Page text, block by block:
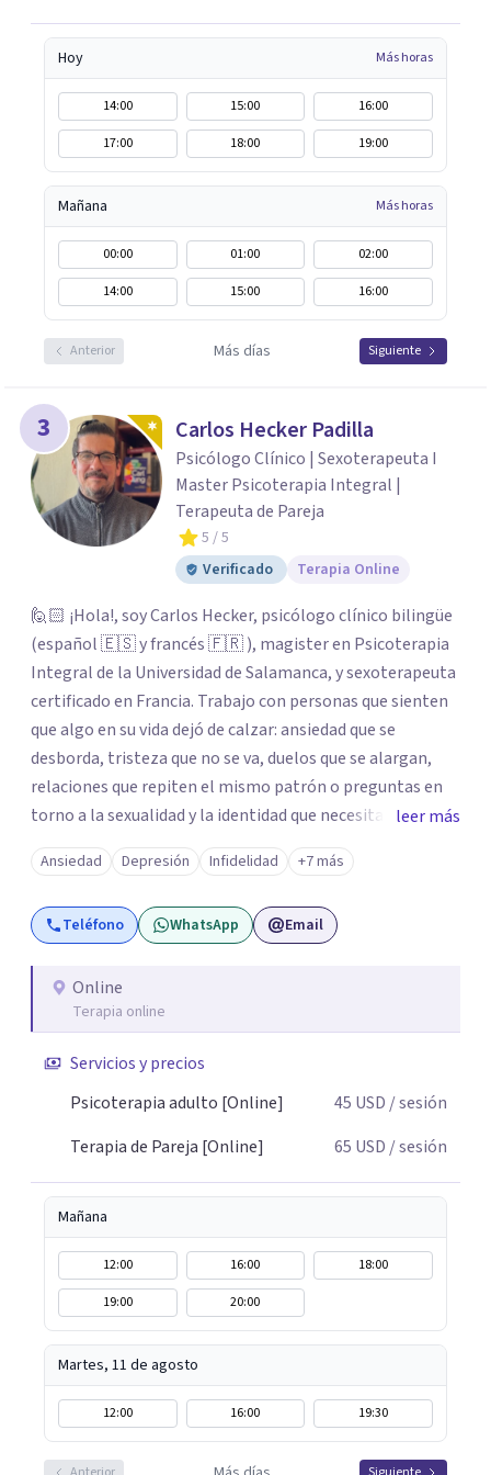
Hoy Más horas
14:00 15:00
16:00
17:00
18:00 19:00
Mañana Más horas
00:00 01:00
02:00
14:00
15:00 16:00
Anterior Más días Siguiente
3 Carlos Hecker Padilla
Psicólogo Clínico | Sexoterapeuta I
Master Psicoterapia Integral |
Terapeuta de Pareja
5 / 5
Verificado
Terapia Online
🙋🏻 ¡Hola!, soy Carlos Hecker, psicólogo clínico bilingüe
(español 🇪🇸 y francés 🇫🇷 ), magister en Psicoterapia
Integral de la Universidad de Salamanca, y sexoterapeuta
certificado en Francia. Trabajo con personas que sienten
que algo en su vida dejó de calzar: ansiedad que se
desborda, tristeza que no se va, duelos que se alargan,
relaciones que repiten el mismo patrón o preguntas en
torno a la sexualidad y la identidad que necesitan un
espacio seguro para ser habladas. Mi orientación teórica
integra una mirada Humanista-Relacional con Terapia
Breve, donde el modo en que te vinculas ocupa un lugar
central: cómo te relacionas contigo, con las demás
psicoterapia, cuento con especialización en sexoterapia,
por lo que también acompaño temas de salud sexual,
dificultades en el deseo, intimidad, orientación o
identidad. Busco que el espacio terapéutico sea un lugar
respeto y libertad. Trabajo con objetivos claros y
realistas, sin fórmulas rígidas: combinamos profundidad
emocional con una mirada práctica sobre tu vida diaria.
leer más
Ansiedad Depresión Infidelidad +7 más
Teléfono WhatsApp Email
Online
Terapia online
Servicios y precios
Psicoterapia adulto [Online]
45 USD / sesión
Terapia de Pareja [Online]
65 USD / sesión
Mañana
12:00 16:00
18:00
19:00
20:00
Martes, 11 de agosto
12:00 16:00 19:30